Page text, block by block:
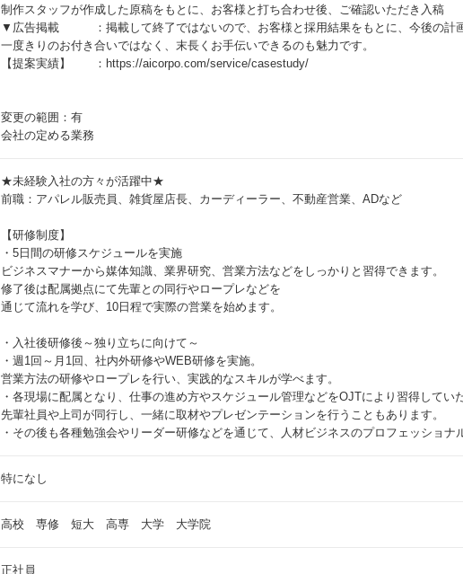
制作スタッフが作成した原稿をもとに、お客様と打ち合わせ後、ご確認いただき入稿
▼広告掲載 ：掲載して終了ではないので、お客様と採用結果をもとに、今後の計画
一度きりのお付き合いではなく、末長くお手伝いできるのも魅力です。
【提案実績】 ：https://aicorpo.com/service/casestudy/
変更の範囲：有
会社の定める業務
★未経験入社の方々が活躍中★
前職：アパレル販売員、雑貨屋店長、カーディーラー、不動産営業、ADなど
【研修制度】
・5日間の研修スケジュールを実施
ビジネスマナーから媒体知識、業界研究、営業方法などをしっかりと習得できます。
修了後は配属拠点にて先輩との同行やロープレなどを
通じて流れを学び、10日程で実際の営業を始めます。
・入社後研修後～独り立ちに向けて～
・週1回～月1回、社内外研修やWEB研修を実施。
営業方法の研修やロープレを行い、実践的なスキルが学べます。
・各現場に配属となり、仕事の進め方やスケジュール管理などをOJTにより習得してい
先輩社員や上司が同行し、一緒に取材やプレゼンテーションを行うこともあります。
・その後も各種勉強会やリーダー研修などを通じて、人材ビジネスのプロフェッショナ
特になし
高校 専修 短大 高専 大学 大学院
正社員